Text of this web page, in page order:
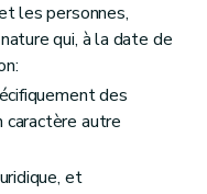
et abrogatoires
vigueur - Loi du 07 avril 2019, Art. 17)
les personnes,
qui, à la date de
des
autre
et